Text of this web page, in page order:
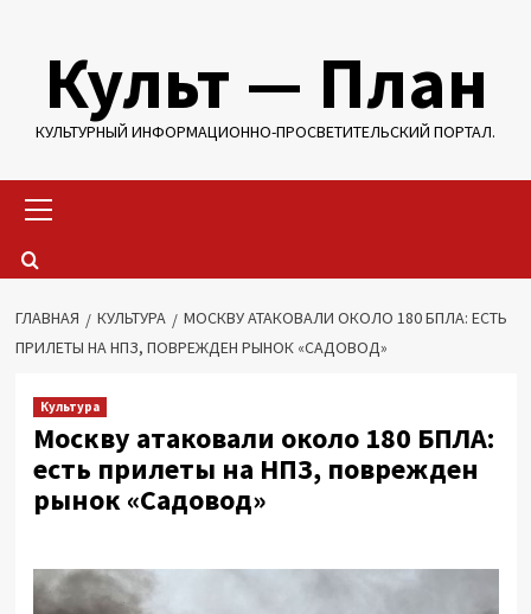
содержимому
Культ — План
КУЛЬТУРНЫЙ ИНФОРМАЦИОННО-ПРОСВЕТИТЕЛЬСКИЙ ПОРТАЛ.
меню
ГЛАВНАЯ КУЛЬТУРА
МОСКВУ АТАКОВАЛИ ОКОЛО 180 БПЛА: ЕСТЬ
ПРИЛЕТЫ НА НПЗ, ПОВРЕЖДЕН РЫНОК «САДОВОД»
Культура
Москву атаковали около 180 БПЛА:
есть прилеты на НПЗ, поврежден
рынок «Садовод»